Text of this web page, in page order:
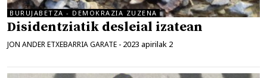
BURUJABETZA - DEMOKRAZIA ZUZENA
Disidentziatik desleial izatean
JON ANDER ETXEBARRIA GARATE - 2023 apirilak 2